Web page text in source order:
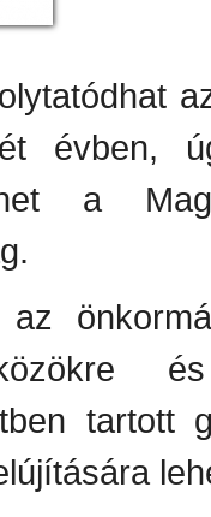
évben,
a
az
tartott